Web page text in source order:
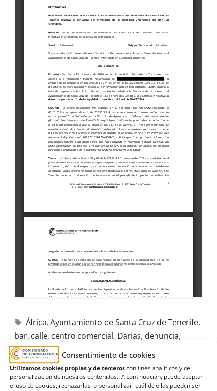
Consentimiento de cookies
Utilizamos cookies propias y de terceroscon fines analíticos y de
personalización de nuestros contenidos. A continuación, puede aceptar
el uso de cookies, rechazarlas o personalizar cuál de ellas pueden ser
África, Ayuntamiento de Santa Cruz de Tenerife,
bar, calle, centro comercial, Darias, denuncia,
Estimatoria, legalidad urbanística
Padrón,señora